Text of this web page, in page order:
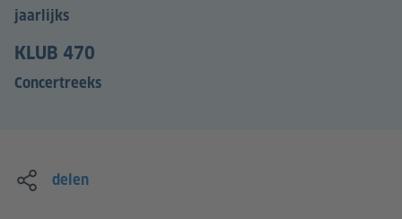
jaarlijks
KLUB 470
Concertreeks
delen